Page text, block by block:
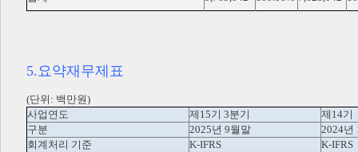
5.요약재무제표
(단위: 백만원)
사업연도
제15기 3분기
제14기
구분
2025년 9월말
2024년
회계처리 기준
K-IFRS
K-IFRS